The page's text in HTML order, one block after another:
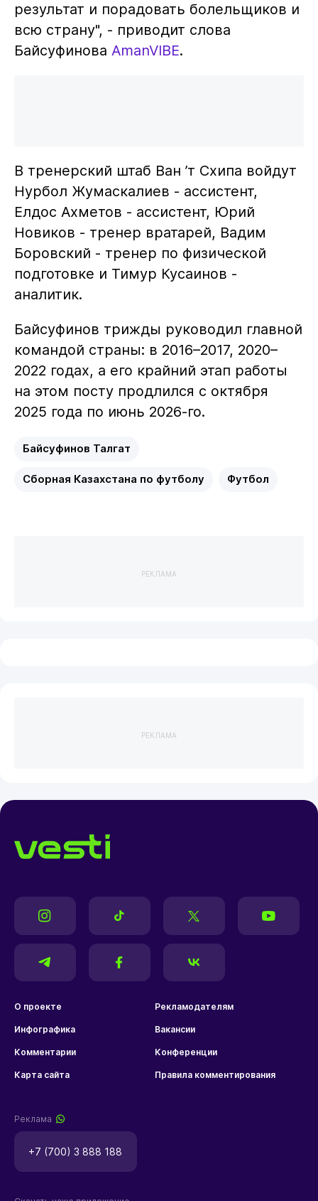
результат и порадовать болельщиков и
всю страну", - приводит слова
Байсуфинова AmanVIBE.
В тренерский штаб Ван ’т Схипа войдут
Нурбол Жумаскалиев - ассистент,
Елдос Ахметов - ассистент, Юрий
Новиков - тренер вратарей, Вадим
Боровский - тренер по физической
подготовке и Тимур Кусаинов -
аналитик.
Байсуфинов трижды руководил главной
командой страны: в 2016–2017, 2020–
2022 годах, а его крайний этап работы
на этом посту продлился с октября
2025 года по июнь 2026-го.
Байсуфинов Талгат
Сборная Казахстана по футболу Футбол
РЕКЛАМА
РЕКЛАМА
О проекте Рекламодателям
Инфографика Вакансии
Комментарии Конференции
Карта сайта Правила комментирования
Реклама
+7 (700) 3 888 188